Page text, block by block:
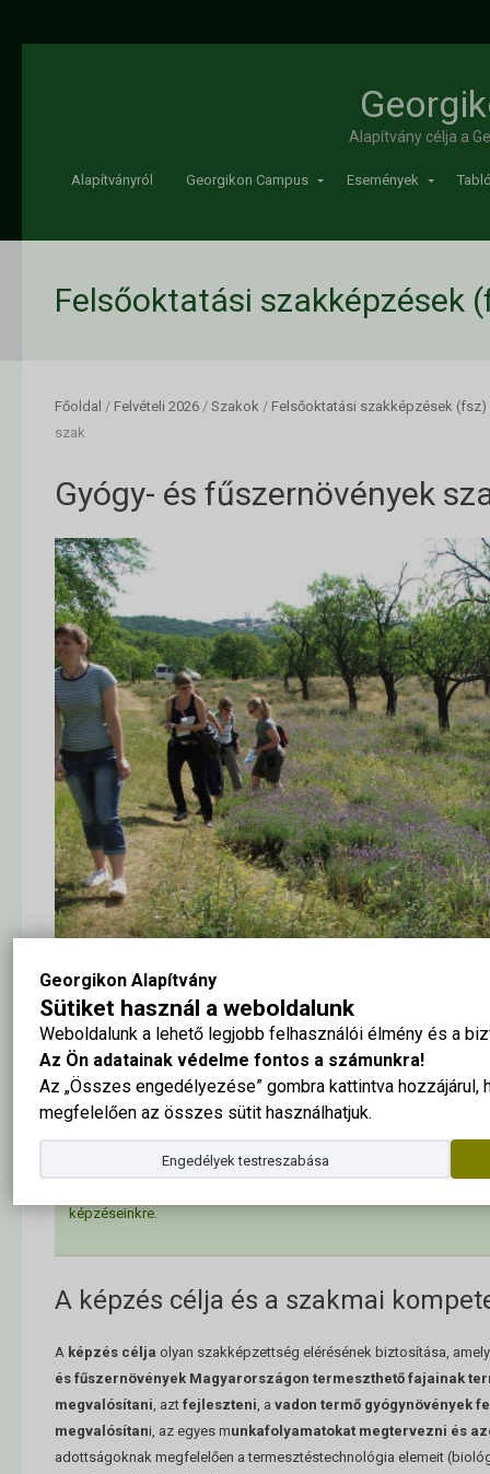
Georgikon Alapítvány
Sütiket használ a weboldalunk
Weboldalunk a lehető legjobb felhasználói élmény és a
Az Ön adatainak védelme fontos a számunkra!
Az „Összes engedélyezése” gombra kattintva hozzájárul,
megfelelően az összes sütit használhatjuk.
Engedélyek testreszabása
Alapítvány célja a
Alapítványról Georgikon Campus Események
Felsőoktatási szakképzések
Főoldal / Felvételi 2026/ Szakok / Felsőoktatási szakképzések (fsz)
szak
Gyógy- és fűszernövények
Pótfelvételi:Jelentkezz 2026. augusztus 7.-24:00-ig:
Önköltséges magyar nyelvű levelező Gyógy- és
képzéseinkre.
A képzés célja és a szakmai
A képzés célja olyan szakképzettség elérésének biztosítása,
és fűszernövények Magyarországon termeszthető fajainak
megvalósítani, azt fejleszteni, a vadon termő gyógynövények
megvalósítani, az egyes munkafolyamatokat megtervezni és
adottságoknak megfelelően a termesztéstechnológia elemeit